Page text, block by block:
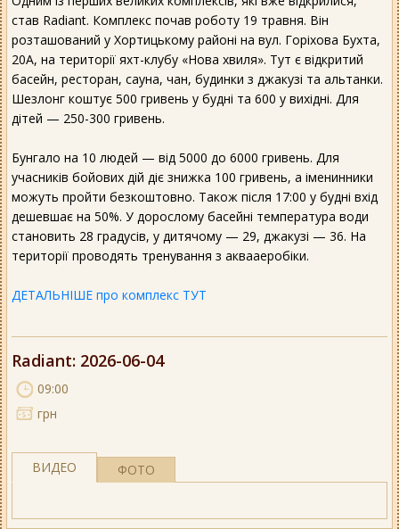
став Radiant. Комплекс почав роботу 19 травня. Він
розташований у Хортицькому районі на вул. Горіхова Бухта,
20А, на території яхт-клубу «Нова хвиля». Тут є відкритий
басейн, ресторан, сауна, чан, будинки з джакузі та альтанки.
Шезлонг коштує 500 гривень у будні та 600 у вихідні. Для
дітей — 250-300 гривень.
Бунгало на 10 людей — від 5000 до 6000 гривень. Для
учасників бойових дій діє знижка 100 гривень, а іменинники
можуть пройти безкоштовно. Також після 17:00 у будні вхід
дешевшає на 50%. У дорослому басейні температура води
становить 28 градусів, у дитячому — 29, джакузі — 36. На
території проводять тренування з аквааеробіки.
ДЕТАЛЬНІШЕ про комплекс ТУТ
Radiant: 2026-06-04
09:00
грн
ВИДЕО ФОТО